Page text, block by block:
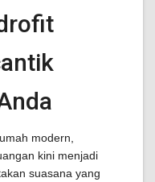
modern,
kini menjadi
suasana yang